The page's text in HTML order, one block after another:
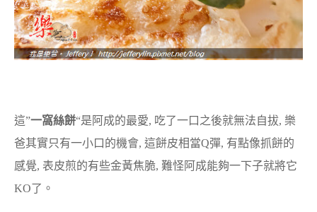
這”一窩絲餅“是阿成的最愛, 吃了一口之後就無法自拔, 樂
爸其實只有一小口的機會, 這餅皮相當Q彈, 有點像抓餅的
感覺, 表皮煎的有些金黃焦脆, 難怪阿成能夠一下子就將它
KO了。